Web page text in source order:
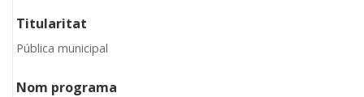
Titularitat
Pública municipal
Nom programa